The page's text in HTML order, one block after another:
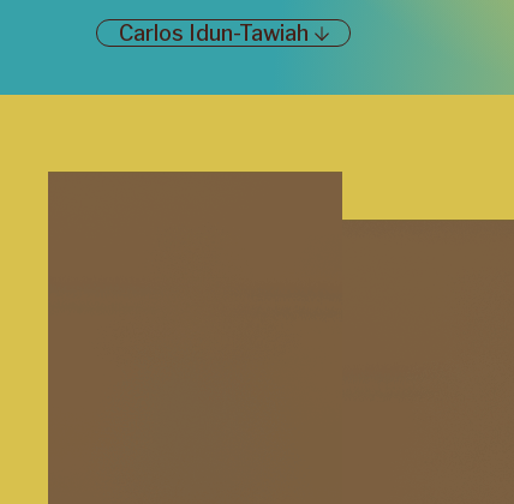
Carlos Idun-Tawiah